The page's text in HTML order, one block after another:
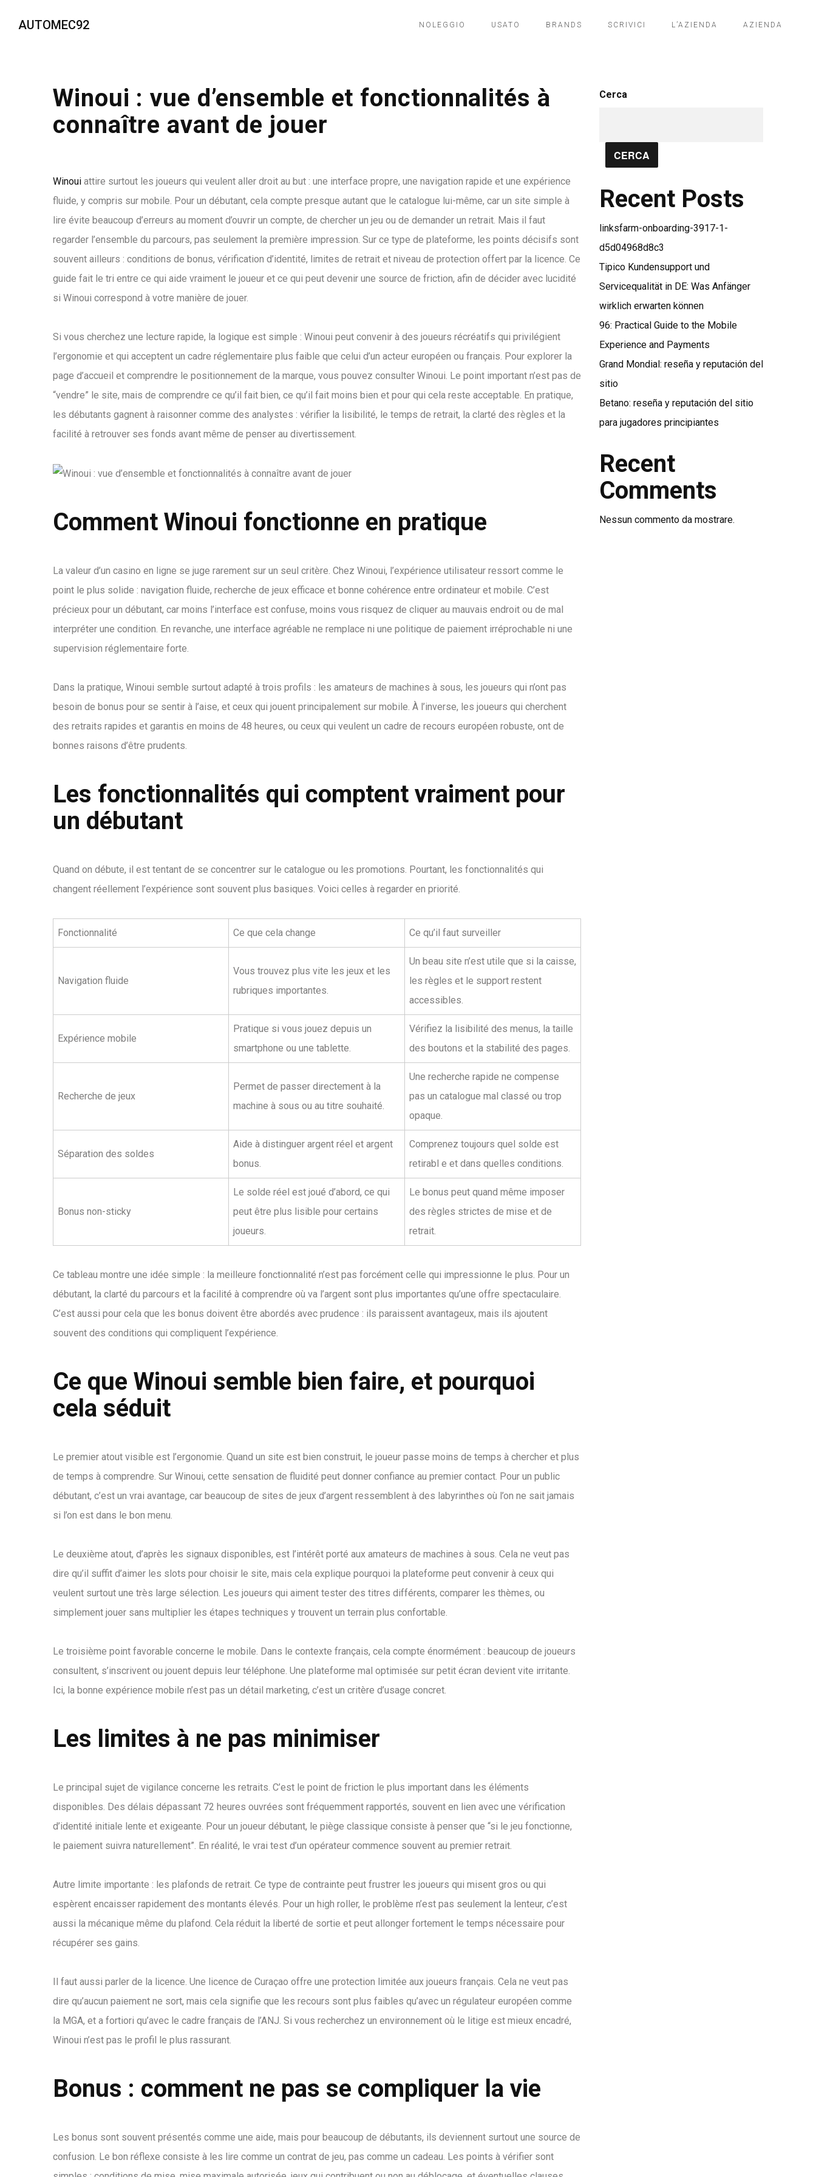
AUTOMEC92 NOLEGGIO USATO BRANDS SCRIVICI L’AZIENDA AZIENDA
Winoui : vue d’ensemble et fonctionnalités à
connaître avant de jouer
Winoui attire surtout les joueurs qui veulent aller droit au but : une interface propre, une navigation rapide et une expérience
fluide, y compris sur mobile. Pour un débutant, cela compte presque autant que le catalogue lui-même, car un site simple à
lire évite beaucoup d’erreurs au moment d’ouvrir un compte, de chercher un jeu ou de demander un retrait. Mais il faut
regarder l’ensemble du parcours, pas seulement la première impression. Sur ce type de plateforme, les points décisifs sont
souvent ailleurs : conditions de bonus, vérification d’identité, limites de retrait et niveau de protection offert par la licence. Ce
guide fait le tri entre ce qui aide vraiment le joueur et ce qui peut devenir une source de friction, afin de décider avec lucidité
si Winoui correspond à votre manière de jouer.
Si vous cherchez une lecture rapide, la logique est simple : Winoui peut convenir à des joueurs récréatifs qui privilégient
l’ergonomie et qui acceptent un cadre réglementaire plus faible que celui d’un acteur européen ou français. Pour explorer la
page d’accueil et comprendre le positionnement de la marque, vous pouvez consulter Winoui. Le point important n’est pas de
“vendre” le site, mais de comprendre ce qu’il fait bien, ce qu’il fait moins bien et pour qui cela reste acceptable. En pratique,
les débutants gagnent à raisonner comme des analystes : vérifier la lisibilité, le temps de retrait, la clarté des règles et la
facilité à retrouver ses fonds avant même de penser au divertissement.
Comment Winoui fonctionne en pratique
La valeur d’un casino en ligne se juge rarement sur un seul critère. Chez Winoui, l’expérience utilisateur ressort comme le
point le plus solide : navigation fluide, recherche de jeux efficace et bonne cohérence entre ordinateur et mobile. C’est
précieux pour un débutant, car moins l’interface est confuse, moins vous risquez de cliquer au mauvais endroit ou de mal
interpréter une condition. En revanche, une interface agréable ne remplace ni une politique de paiement irréprochable ni une
supervision réglementaire forte.
Dans la pratique, Winoui semble surtout adapté à trois profils : les amateurs de machines à sous, les joueurs qui n’ont pas
besoin de bonus pour se sentir à l’aise, et ceux qui jouent principalement sur mobile. À l’inverse, les joueurs qui cherchent
des retraits rapides et garantis en moins de 48 heures, ou ceux qui veulent un cadre de recours européen robuste, ont de
bonnes raisons d’être prudents.
Les fonctionnalités qui comptent vraiment pour
un débutant
Quand on débute, il est tentant de se concentrer sur le catalogue ou les promotions. Pourtant, les fonctionnalités qui
changent réellement l’expérience sont souvent plus basiques. Voici celles à regarder en priorité.
Fonctionnalité Ce que cela change Ce qu’il faut surveiller
Navigation fluide
Vous trouvez plus vite les jeux et les
rubriques importantes.
Un beau site n’est utile que si la caisse,
les règles et le support restent
accessibles.
Expérience mobile
Pratique si vous jouez depuis un
smartphone ou une tablette.
Vérifiez la lisibilité des menus, la taille
des boutons et la stabilité des pages.
Recherche de jeux
Permet de passer directement à la
machine à sous ou au titre souhaité.
Une recherche rapide ne compense
pas un catalogue mal classé ou trop
opaque.
Séparation des soldes
Aide à distinguer argent réel et argent
bonus.
Comprenez toujours quel solde est
retirabl e et dans quelles conditions.
Bonus non-sticky
Le solde réel est joué d’abord, ce qui
peut être plus lisible pour certains
joueurs.
Le bonus peut quand même imposer
des règles strictes de mise et de
retrait.
Ce tableau montre une idée simple : la meilleure fonctionnalité n’est pas forcément celle qui impressionne le plus. Pour un
débutant, la clarté du parcours et la facilité à comprendre où va l’argent sont plus importantes qu’une offre spectaculaire.
C’est aussi pour cela que les bonus doivent être abordés avec prudence : ils paraissent avantageux, mais ils ajoutent
souvent des conditions qui compliquent l’expérience.
Ce que Winoui semble bien faire, et pourquoi
cela séduit
Le premier atout visible est l’ergonomie. Quand un site est bien construit, le joueur passe moins de temps à chercher et plus
de temps à comprendre. Sur Winoui, cette sensation de fluidité peut donner confiance au premier contact. Pour un public
débutant, c’est un vrai avantage, car beaucoup de sites de jeux d’argent ressemblent à des labyrinthes où l’on ne sait jamais
si l’on est dans le bon menu.
Le deuxième atout, d’après les signaux disponibles, est l’intérêt porté aux amateurs de machines à sous. Cela ne veut pas
dire qu’il suffit d’aimer les slots pour choisir le site, mais cela explique pourquoi la plateforme peut convenir à ceux qui
veulent surtout une très large sélection. Les joueurs qui aiment tester des titres différents, comparer les thèmes, ou
simplement jouer sans multiplier les étapes techniques y trouvent un terrain plus confortable.
Le troisième point favorable concerne le mobile. Dans le contexte français, cela compte énormément : beaucoup de joueurs
consultent, s’inscrivent ou jouent depuis leur téléphone. Une plateforme mal optimisée sur petit écran devient vite irritante.
Ici, la bonne expérience mobile n’est pas un détail marketing, c’est un critère d’usage concret.
Les limites à ne pas minimiser
Le principal sujet de vigilance concerne les retraits. C’est le point de friction le plus important dans les éléments
disponibles. Des délais dépassant 72 heures ouvrées sont fréquemment rapportés, souvent en lien avec une vérification
d’identité initiale lente et exigeante. Pour un joueur débutant, le piège classique consiste à penser que “si le jeu fonctionne,
le paiement suivra naturellement”. En réalité, le vrai test d’un opérateur commence souvent au premier retrait.
Autre limite importante : les plafonds de retrait. Ce type de contrainte peut frustrer les joueurs qui misent gros ou qui
espèrent encaisser rapidement des montants élevés. Pour un high roller, le problème n’est pas seulement la lenteur, c’est
aussi la mécanique même du plafond. Cela réduit la liberté de sortie et peut allonger fortement le temps nécessaire pour
récupérer ses gains.
Il faut aussi parler de la licence. Une licence de Curaçao offre une protection limitée aux joueurs français. Cela ne veut pas
dire qu’aucun paiement ne sort, mais cela signifie que les recours sont plus faibles qu’avec un régulateur européen comme
la MGA, et a fortiori qu’avec le cadre français de l’ANJ. Si vous recherchez un environnement où le litige est mieux encadré,
Winoui n’est pas le profil le plus rassurant.
Bonus : comment ne pas se compliquer la vie
Les bonus sont souvent présentés comme une aide, mais pour beaucoup de débutants, ils deviennent surtout une source de
confusion. Le bon réflexe consiste à les lire comme un contrat de jeu, pas comme un cadeau. Les points à vérifier sont
Cerca
CERCA
Recent Posts
linksfarm-onboarding-3917-1-
d5d04968d8c3
Tipico Kundensupport und
Servicequalität in DE: Was Anfänger
wirklich erwarten können
96: Practical Guide to the Mobile
Experience and Payments
Grand Mondial: reseña y reputación del
sitio
Betano: reseña y reputación del sitio
para jugadores principiantes
Recent
Comments
Nessun commento da mostrare.